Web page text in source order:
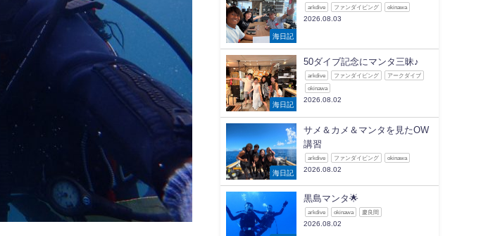
海日記
arkdive ファンダイビング okinawa
2026.08.03
海日記
50ダイブ記念にマンタ三昧♪
arkdive ファンダイビング アークダイブ
okinawa
2026.08.02
海日記
サメ＆カメ＆マンタを見たOW
講習
arkdive ファンダイビング okinawa
2026.08.02
黒島マンタ🌟
arkdive okinawa 慶良間
2026.08.02